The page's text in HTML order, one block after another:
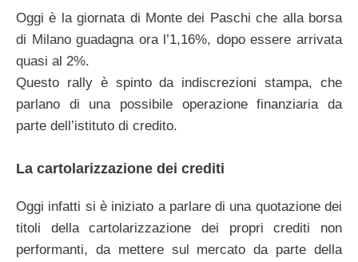
Oggi è la giornata di Monte dei Paschi che alla borsa
di Milano guadagna ora l’1,16%, dopo essere arrivata
quasi al 2%.
Questo rally è spinto da indiscrezioni stampa, che
parlano di una possibile operazione finanziaria da
parte dell’istituto di credito.
La cartolarizzazione dei crediti
Oggi infatti si è iniziato a parlare di una quotazione dei
titoli della cartolarizzazione dei propri crediti non
performanti, da mettere sul mercato da parte della